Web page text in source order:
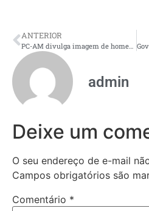
ANTERIOR
PC-AM divulga imagem de homem procurado por descumprimento de medida protetiva, violação de domicílio e ameaça contra a ex-companheira, em Lábrea
admin
Deixe um
O seu endereço de e-mail
Campos obrigatórios são
Comentário *